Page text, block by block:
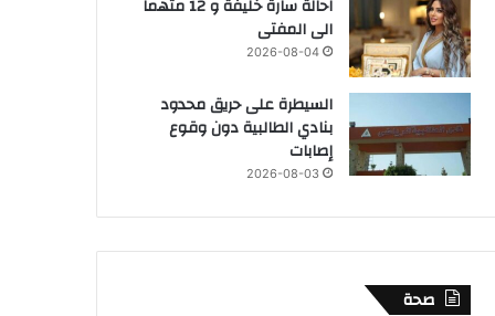
احالة سارة خليفة و 12 متهما
الى المفتى
2026-08-04
السيطرة على حريق محدود
بنادي الطالبية دون وقوع
إصابات
2026-08-03
صحة